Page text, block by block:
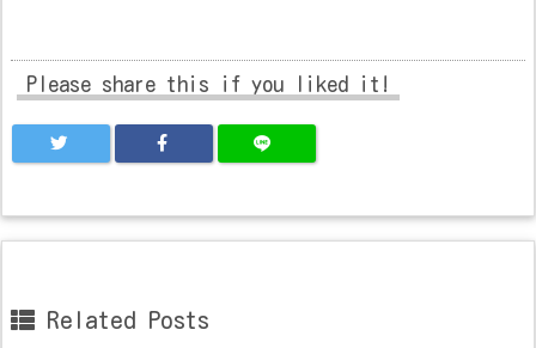
Please share this if you liked it!
Related Posts